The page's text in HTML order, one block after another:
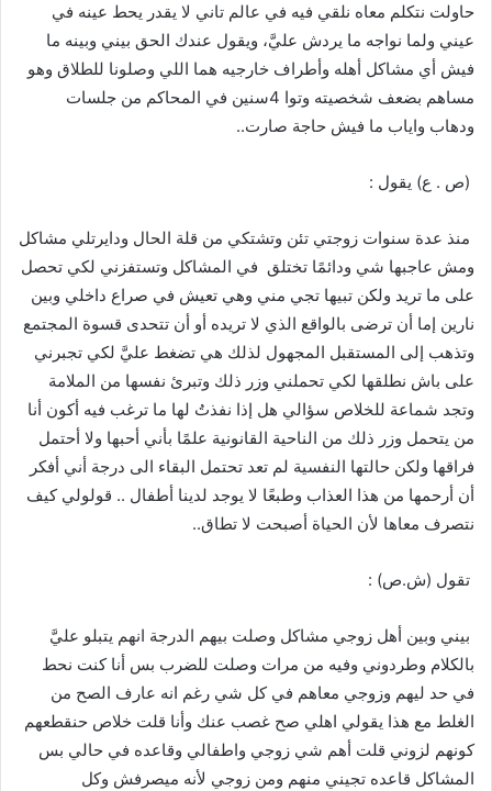
حاولت نتكلم معاه نلقي فيه في عالم تاني لا يقدر يحط عينه في
عيني ولما نواجه ما يردش عليَّ، ويقول عندك الحق بيني وبينه ما
فيش أي مشاكل أهله وأطراف خارجيه هما اللي وصلونا للطلاق وهو
مساهم بضعف شخصيته وتوا 4سنين في المحاكم من جلسات
ودهاب واياب ما فيش حاجة صارت..
(ص . ع) يقول :
منذ عدة سنوات زوجتي تئن وتشتكي من قلة الحال ودايرتلي مشاكل
ومش عاجبها شي ودائمًا تختلق في المشاكل وتستفزني لكي تحصل
على ما تريد ولكن تبيها تجي مني وهي تعيش في صراع داخلي وبين
نارين إما أن ترضى بالواقع الذي لا تريده أو أن تتحدى قسوة المجتمع
وتذهب إلى المستقبل المجهول لذلك هي تضغط عليَّ لكي تجبرني
على باش نطلقها لكي تحملني وزر ذلك وتبرئ نفسها من الملامة
وتجد شماعة للخلاص سؤالي هل إذا نفذتُ لها ما ترغب فيه أكون أنا
من يتحمل وزر ذلك من الناحية القانونية علمًا بأني أحبها ولا أحتمل
فراقها ولكن حالتها النفسية لم تعد تحتمل البقاء الى درجة أني أفكر
أن أرحمها من هذا العذاب وطبعًا لا يوجد لدينا أطفال .. قولولي كيف
نتصرف معاها لأن الحياة أصبحت لا تطاق..
تقول (ش.ص) :
بيني وبين أهل زوجي مشاكل وصلت بيهم الدرجة انهم يتبلو عليَّ
بالكلام وطردوني وفيه من مرات وصلت للضرب بس أنا كنت نحط
في حد ليهم وزوجي معاهم في كل شي رغم انه عارف الصح من
الغلط مع هذا يقولي اهلي صح غصب عنك وأنا قلت خلاص حنقطعهم
كونهم لزوني قلت أهم شي زوجي واطفالي وقاعده في حالي بس
المشاكل قاعده تجيني منهم ومن زوجي لأنه ميصرفش وكل